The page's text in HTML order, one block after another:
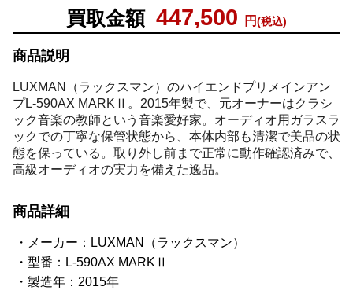
買取金額 447,500 円(税込)
商品説明
LUXMAN（ラックスマン）のハイエンドプリメインアン
プL-590AX MARKⅡ。2015年製で、元オーナーはクラシ
ック音楽の教師という音楽愛好家。オーディオ用ガラスラ
ックでの丁寧な保管状態から、本体内部も清潔で美品の状
態を保っている。取り外し前まで正常に動作確認済みで、
高級オーディオの実力を備えた逸品。
商品詳細
メーカー：LUXMAN（ラックスマン）
型番：L-590AX MARKⅡ
製造年：2015年